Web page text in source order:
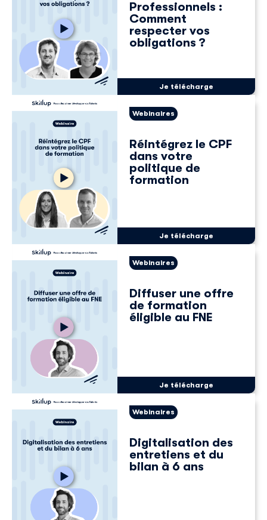
Professionnels :
Comment
respecter vos
obligations ?
Je télécharge
Webinaires
Réintégrez le CPF
dans votre
politique de
formation
Je télécharge
Webinaires
Diffuser une offre
de formation
éligible au FNE
Je télécharge
Webinaires
Digitalisation des
entretiens et du
bilan à 6 ans